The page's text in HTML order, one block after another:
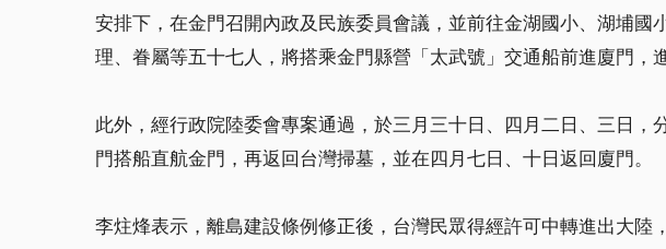
安排下，在金門召開內政及民族委員會議，並前往金湖國小、湖埔
理、眷屬等五十七人，將搭乘金門縣營「太武號」交通船前進廈門，
此外，經行政院陸委會專案通過，於三月三十日、四月二日、三日
門搭船直航金門，再返回台灣掃墓，並在四月七日、十日返回廈門。
李炷烽表示，離島建設條例修正後，台灣民眾得經許可中轉進出大